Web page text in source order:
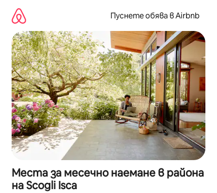
съдържанието
Пуснете обява в Airbnb
Места за месечно наемане в района
на Scogli Isca